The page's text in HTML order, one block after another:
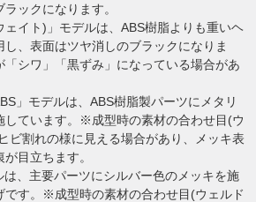
ックになります。
ェイト)」モデルは、ABS樹脂よりも重いヘ
し、表面はツヤ消しのブラックになりま
シワ」「黒ずみ」になっている場合があ
」モデルは、ABS樹脂製パーツにメタリ
しています。※成型時の素材の合わせ目(ウ
ビ割れの様に見える場合があり、メッキ表
目立ちます。
は、主要パーツにシルバー色のメッキを施
です。※成型時の素材の合わせ目(ウェルド